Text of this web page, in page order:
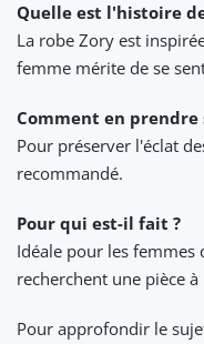
Quelle est l'histoire
La robe Zory est
femme mérite de se
Comment en prendre
Pour préserver l'éclat
recommandé.
Pour qui est-il fait ?
Idéale pour les femmes
recherchent une pièce à
Pour approfondir le